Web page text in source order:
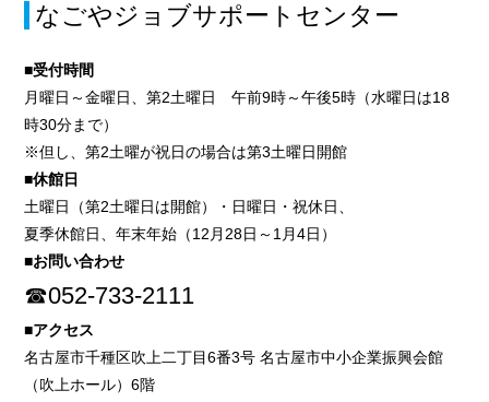
なごやジョブサポートセンター
■受付時間
月曜日～金曜日、第2土曜日 午前9時～午後5時（水曜日は18
時30分まで）
※但し、第2土曜が祝日の場合は第3土曜日開館
■休館日
土曜日（第2土曜日は開館）・日曜日・祝休日、
夏季休館日、年末年始（12月28日～1月4日）
■お問い合わせ
☎052-733-2111
■アクセス
名古屋市千種区吹上二丁目6番3号 名古屋市中小企業振興会館
（吹上ホール）6階